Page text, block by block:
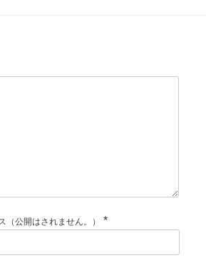
（公開はされません。） *